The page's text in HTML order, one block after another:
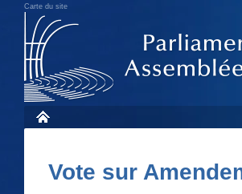
Carte du site
Vote sur